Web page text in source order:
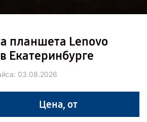
планшета Lenovo
Екатеринбурге
03.08.2026
Цена, от